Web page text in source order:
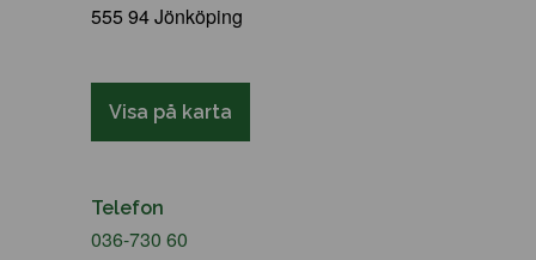
555 94 Jönköping
Visa på karta
Telefon
036-730 60